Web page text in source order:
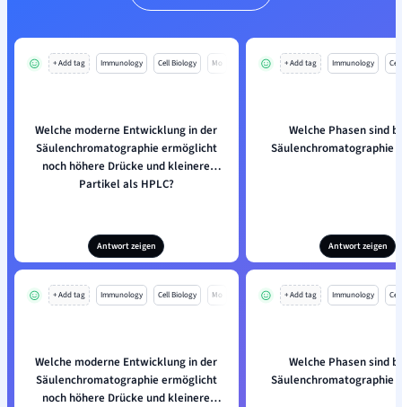
+ Add tag Immunology Cell Biology Mo
Welche moderne Entwicklung in der
Säulenchromatographie ermöglicht
noch höhere Drücke und kleinere
Partikel als HPLC?
Antwort zeigen
+ Add tag Immunology
Welche Phasen sind
Säulenchromatographie
Antwort zeigen
+ Add tag Immunology Cell Biology Mo
Welche moderne Entwicklung in der
Säulenchromatographie ermöglicht
noch höhere Drücke und kleinere
+ Add tag Immunology
Welche Phasen sind
Säulenchromatographie